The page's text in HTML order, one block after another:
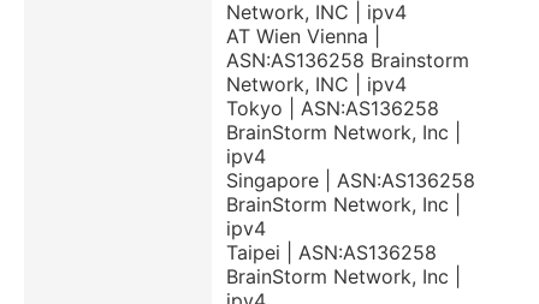
Network, INC | ipv4
AT Wien Vienna |
ASN:AS136258 Brainstorm
Network, INC | ipv4
Tokyo | ASN:AS136258
BrainStorm Network, Inc |
ipv4
Singapore | ASN:AS136258
BrainStorm Network, Inc |
ipv4
Taipei | ASN:AS136258
BrainStorm Network, Inc |